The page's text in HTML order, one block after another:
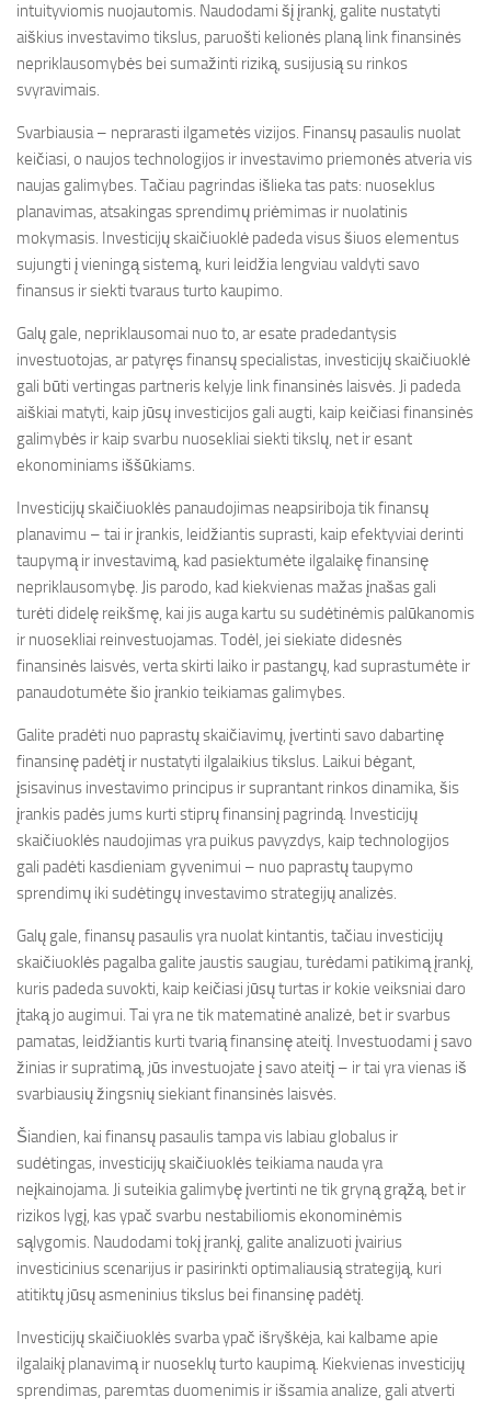
intuityviomis nuojautomis. Naudodami šį įrankį, galite nustatyti
aiškius investavimo tikslus, paruošti kelionės planą link finansinės
nepriklausomybės bei sumažinti riziką, susijusią su rinkos
svyravimais.
Svarbiausia – neprarasti ilgametės vizijos. Finansų pasaulis nuolat
keičiasi, o naujos technologijos ir investavimo priemonės atveria vis
naujas galimybes. Tačiau pagrindas išlieka tas pats: nuoseklus
planavimas, atsakingas sprendimų priėmimas ir nuolatinis
mokymasis. Investicijų skaičiuoklė padeda visus šiuos elementus
sujungti į vieningą sistemą, kuri leidžia lengviau valdyti savo
finansus ir siekti tvaraus turto kaupimo.
Galų gale, nepriklausomai nuo to, ar esate pradedantysis
investuotojas, ar patyręs finansų specialistas, investicijų skaičiuoklė
gali būti vertingas partneris kelyje link finansinės laisvės. Ji padeda
aiškiai matyti, kaip jūsų investicijos gali augti, kaip keičiasi finansinės
galimybės ir kaip svarbu nuosekliai siekti tikslų, net ir esant
ekonominiams iššūkiams.
Investicijų skaičiuoklės panaudojimas neapsiriboja tik finansų
planavimu – tai ir įrankis, leidžiantis suprasti, kaip efektyviai derinti
taupymą ir investavimą, kad pasiektumėte ilgalaikę finansinę
nepriklausomybę. Jis parodo, kad kiekvienas mažas įnašas gali
turėti didelę reikšmę, kai jis auga kartu su sudėtinėmis palūkanomis
ir nuosekliai reinvestuojamas. Todėl, jei siekiate didesnės
finansinės laisvės, verta skirti laiko ir pastangų, kad suprastumėte ir
panaudotumėte šio įrankio teikiamas galimybes.
Galite pradėti nuo paprastų skaičiavimų, įvertinti savo dabartinę
finansinę padėtį ir nustatyti ilgalaikius tikslus. Laikui bėgant,
įsisavinus investavimo principus ir suprantant rinkos dinamika, šis
įrankis padės jums kurti stiprų finansinį pagrindą. Investicijų
skaičiuoklės naudojimas yra puikus pavyzdys, kaip technologijos
gali padėti kasdieniam gyvenimui – nuo paprastų taupymo
sprendimų iki sudėtingų investavimo strategijų analizės.
Galų gale, finansų pasaulis yra nuolat kintantis, tačiau investicijų
skaičiuoklės pagalba galite jaustis saugiau, turėdami patikimą įrankį,
kuris padeda suvokti, kaip keičiasi jūsų turtas ir kokie veiksniai daro
įtaką jo augimui. Tai yra ne tik matematinė analizė, bet ir svarbus
pamatas, leidžiantis kurti tvarią finansinę ateitį. Investuodami į savo
žinias ir supratimą, jūs investuojate į savo ateitį – ir tai yra vienas iš
svarbiausių žingsnių siekiant finansinės laisvės.
Šiandien, kai finansų pasaulis tampa vis labiau globalus ir
sudėtingas, investicijų skaičiuoklės teikiama nauda yra
neįkainojama. Ji suteikia galimybę įvertinti ne tik gryną grąžą, bet ir
rizikos lygį, kas ypač svarbu nestabiliomis ekonominėmis
sąlygomis. Naudodami tokį įrankį, galite analizuoti įvairius
investicinius scenarijus ir pasirinkti optimaliausią strategiją, kuri
atitiktų jūsų asmeninius tikslus bei finansinę padėtį.
Investicijų skaičiuoklės svarba ypač išryškėja, kai kalbame apie
ilgalaikį planavimą ir nuoseklų turto kaupimą. Kiekvienas investicijų
sprendimas, paremtas duomenimis ir išsamia analize, gali atverti